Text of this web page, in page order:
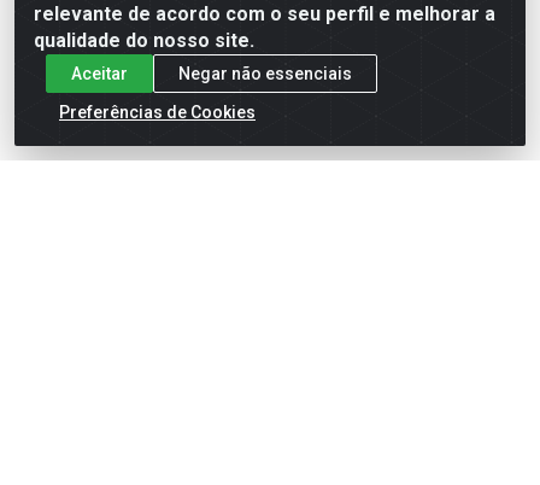
Faça seu login ou
cadastre-se para
ver preços e
comprar
Faça seu login ou
cadastre-se para
relevante de acordo com o seu perfil e melhorar a
qualidade do nosso site.
Aceitar
Negar não essenciais
Preferências de Cookies